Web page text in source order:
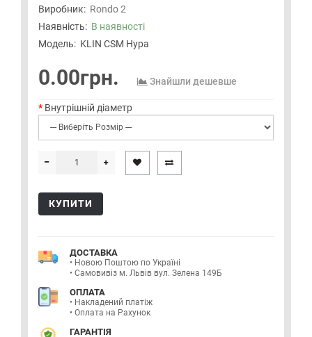
Виробник: Rondo 2
Наявність: В наявності
Модель: KLIN CSM Hypa
0.00грн. Знайшли дешевше
Внутрішній діаметр
КУПИТИ
ДОСТАВКА
• Новою Поштою по Україні
• Самовивіз м. Львів вул. Зелена 149Б
ОПЛАТА
• Накладений платіж
• Оплата на Рахунок
ГАРАНТІЯ